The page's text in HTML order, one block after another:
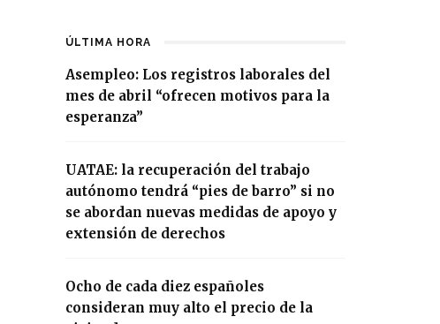
ÚLTIMA HORA
Asempleo: Los registros laborales del
mes de abril “ofrecen motivos para la
esperanza”
UATAE: la recuperación del trabajo
autónomo tendrá “pies de barro” si no
se abordan nuevas medidas de apoyo y
extensión de derechos
Ocho de cada diez españoles
consideran muy alto el precio de la